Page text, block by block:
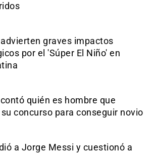
graves impactos
por el 'Súper El Niño' en
quién es hombre que
concurso para conseguir novio
a Jorge Messi y cuestionó a